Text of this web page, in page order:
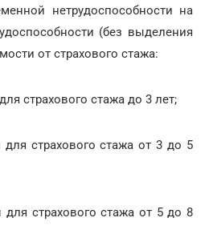
нетрудоспособности на
(без выделения
от страхового стажа:
страхового стажа до 3 лет;
страхового стажа от 3 до 5
страхового стажа от 5 до 8